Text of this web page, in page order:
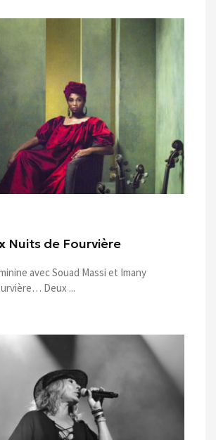
Nuits de Fourvière
avec Souad Massi et Imany
Deux ...